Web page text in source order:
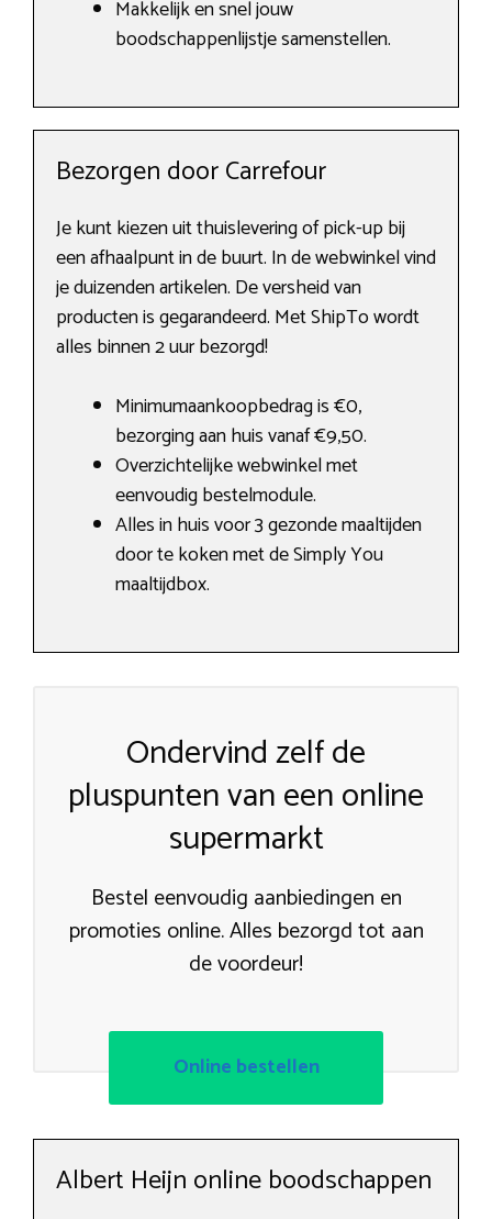
Makkelijk en snel jouw
boodschappenlijstje samenstellen.
Bezorgen door Carrefour
Je kunt kiezen uit thuislevering of pick-up bij
een afhaalpunt in de buurt. In de webwinkel vind
je duizenden artikelen. De versheid van
producten is gegarandeerd. Met ShipTo wordt
alles binnen 2 uur bezorgd!
Minimumaankoopbedrag is €0,
bezorging aan huis vanaf €9,50.
Overzichtelijke webwinkel met
eenvoudig bestelmodule.
Alles in huis voor 3 gezonde maaltijden
door te koken met de Simply You
maaltijdbox.
Ondervind zelf de
pluspunten van een online
supermarkt
Bestel eenvoudig aanbiedingen en
promoties online. Alles bezorgd tot aan
de voordeur!
Online bestellen
Albert Heijn online boodschappen